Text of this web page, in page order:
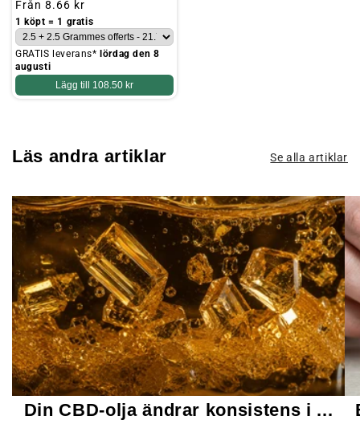
Ordinarie
pris
Från 8.66 kr
1 köpt = 1 gratis
GRATIS leverans*lördag den 8
augusti
Lägg till 108.50 kr
Läs andra artiklar Se alla artiklar
Din CBD-olja ändrar konsistens i ...